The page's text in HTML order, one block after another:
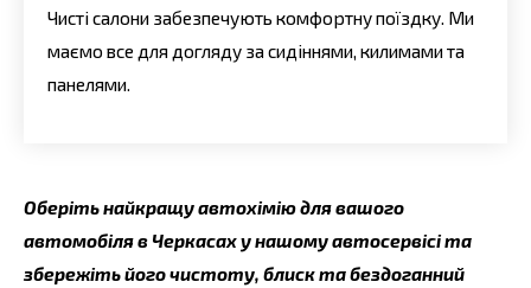
Чисті салони забезпечують комфортну поїздку. Ми
маємо все для догляду за сидіннями, килимами та
панелями.
Оберіть найкращу автохімію для вашого
автомобіля в Черкасах у нашому автосервісі та
збережіть його чистоту, блиск та бездоганний